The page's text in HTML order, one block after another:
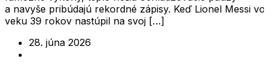
a navyše pribúdajú rekordné zápisy. Keď Lionel Messi vo
veku 39 rokov nastúpil na svoj […]
28. júna 2026